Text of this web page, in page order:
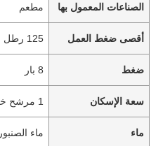
الصناعات المعمول بها مطعم
أقصى ضغط العمل 125 رطل لكل بوصة مربعة
ضغط 8 بار
سعة الإسكان 1 مرشح خرطوشة
ماء ماء الصنبور